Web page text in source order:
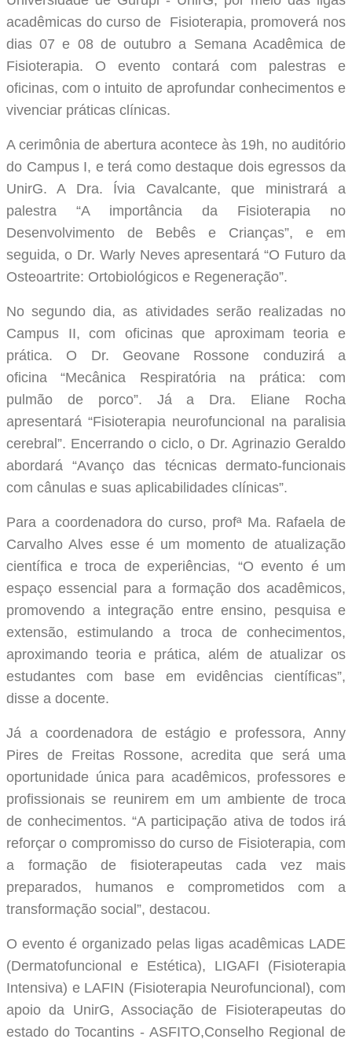
acadêmicas do curso de Fisioterapia, promoverá nos
dias 07 e 08 de outubro a Semana Acadêmica de
Fisioterapia. O evento contará com palestras e
oficinas, com o intuito de aprofundar conhecimentos e
vivenciar práticas clínicas.
A cerimônia de abertura acontece às 19h, no auditório
do Campus I, e terá como destaque dois egressos da
UnirG. A Dra. Ívia Cavalcante, que ministrará a
palestra “A importância da Fisioterapia no
Desenvolvimento de Bebês e Crianças”, e em
seguida, o Dr. Warly Neves apresentará “O Futuro da
Osteoartrite: Ortobiológicos e Regeneração”.
No segundo dia, as atividades serão realizadas no
Campus II, com oficinas que aproximam teoria e
prática. O Dr. Geovane Rossone conduzirá a
oficina “Mecânica Respiratória na prática: com
pulmão de porco”. Já a Dra. Eliane Rocha
apresentará “Fisioterapia neurofuncional na paralisia
cerebral”. Encerrando o ciclo, o Dr. Agrinazio Geraldo
abordará “Avanço das técnicas dermato-funcionais
com cânulas e suas aplicabilidades clínicas”.
Para a coordenadora do curso, profª Ma. Rafaela de
Carvalho Alves esse é um momento de atualização
científica e troca de experiências, “O evento é um
espaço essencial para a formação dos acadêmicos,
promovendo a integração entre ensino, pesquisa e
extensão, estimulando a troca de conhecimentos,
aproximando teoria e prática, além de atualizar os
estudantes com base em evidências científicas”,
disse a docente.
Já a coordenadora de estágio e professora, Anny
Pires de Freitas Rossone, acredita que será uma
oportunidade única para acadêmicos, professores e
profissionais se reunirem em um ambiente de troca
de conhecimentos. “A participação ativa de todos irá
reforçar o compromisso do curso de Fisioterapia, com
a formação de fisioterapeutas cada vez mais
preparados, humanos e comprometidos com a
transformação social”, destacou.
O evento é organizado pelas ligas acadêmicas LADE
(Dermatofuncional e Estética), LIGAFI (Fisioterapia
Intensiva) e LAFIN (Fisioterapia Neurofuncional), com
apoio da UnirG, Associação de Fisioterapeutas do
estado do Tocantins - ASFITO,Conselho Regional de